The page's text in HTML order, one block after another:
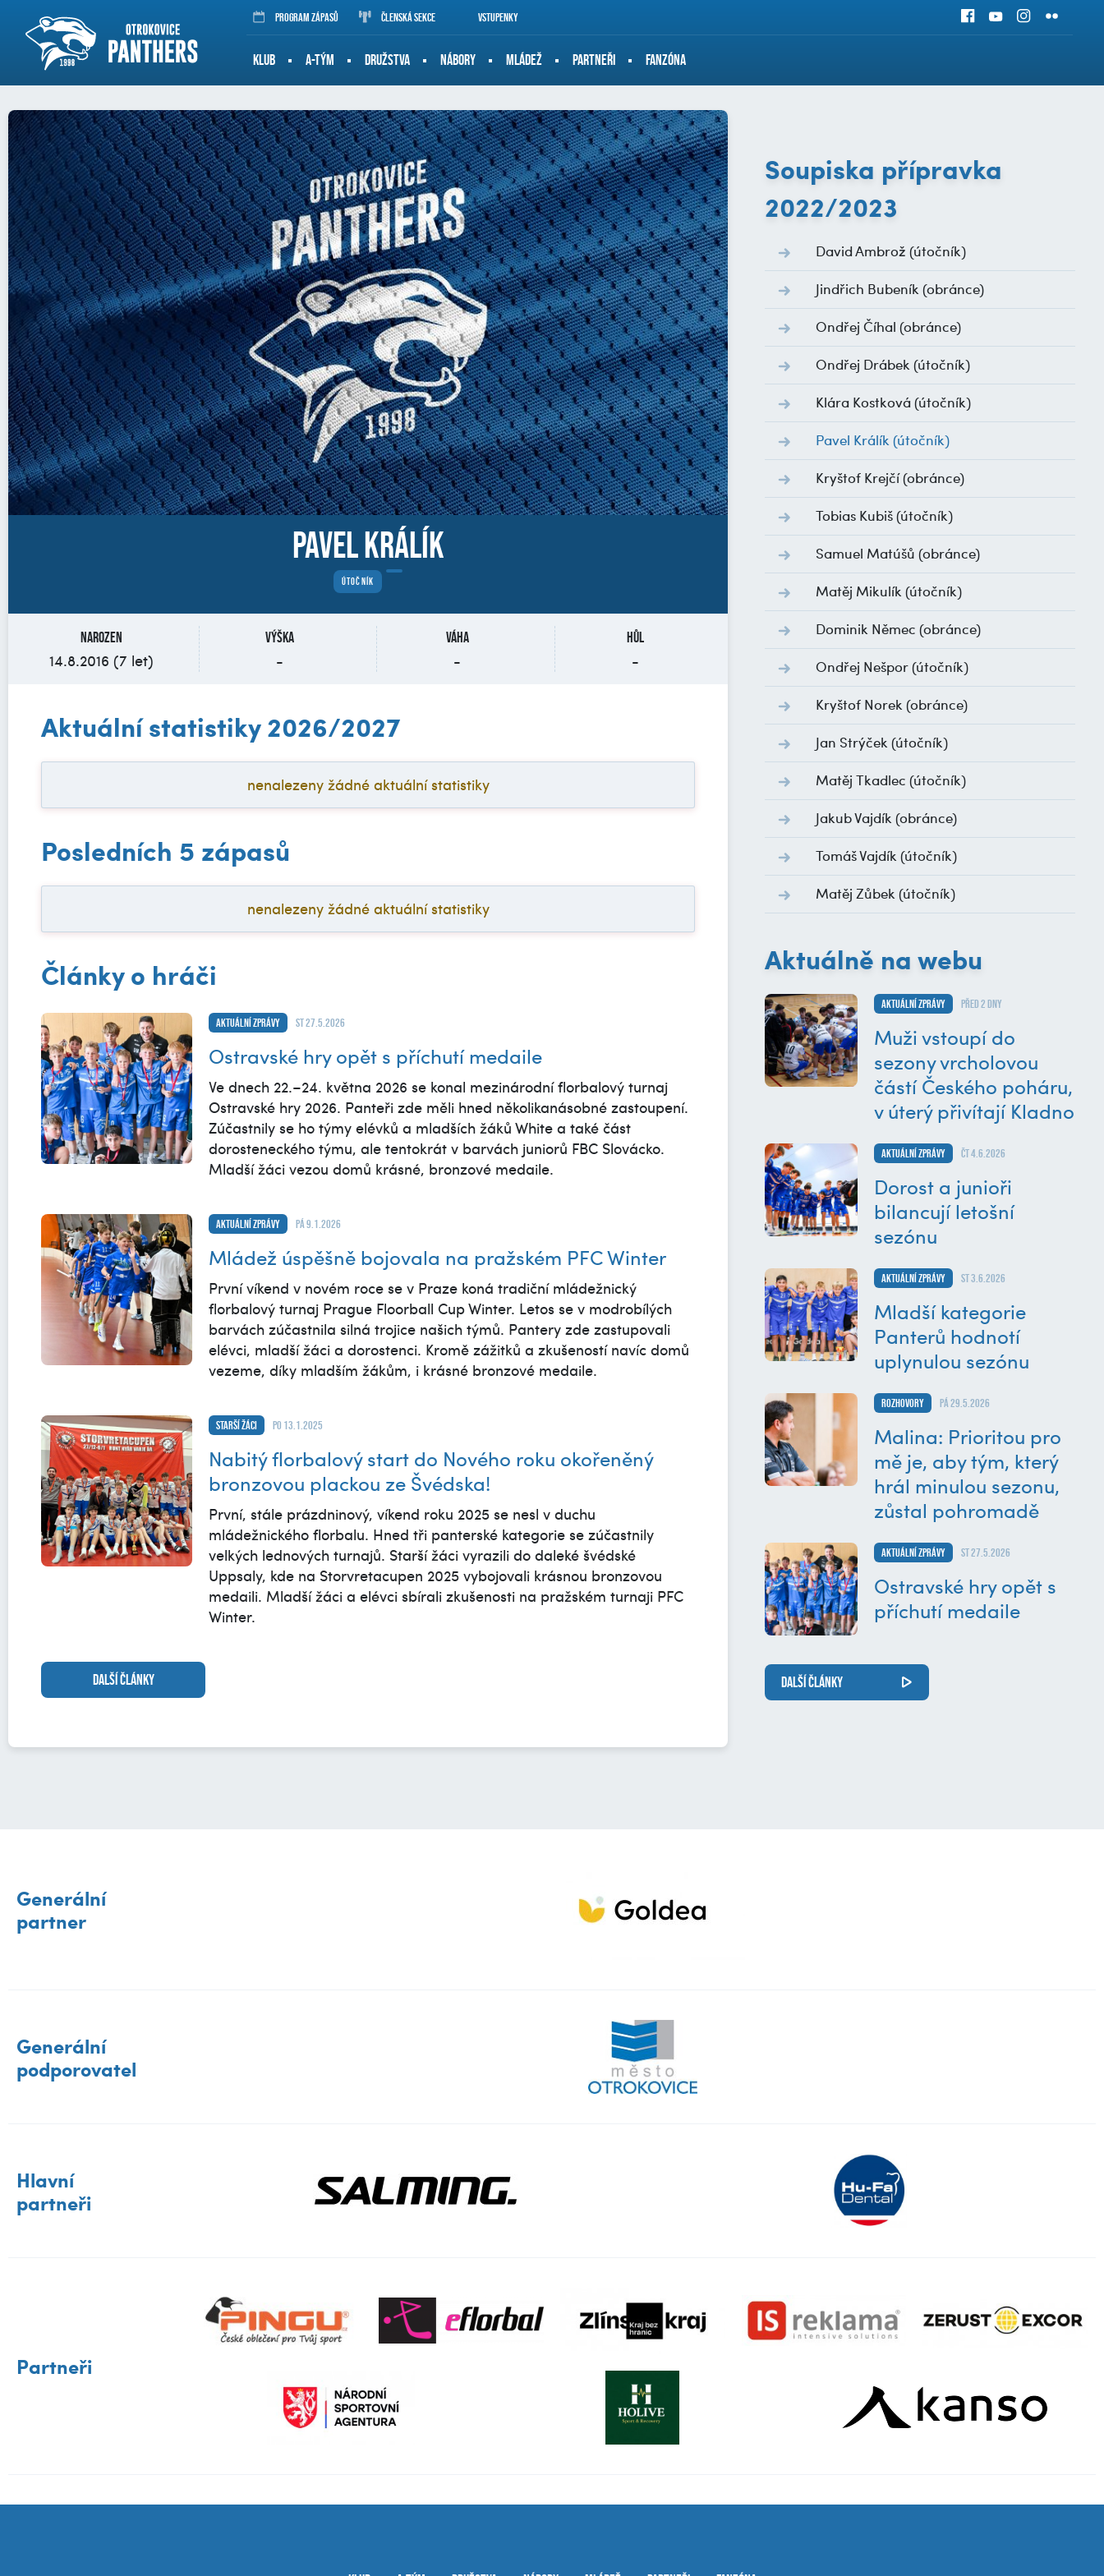
Program zápasů Členská sekce Vstupenky
KLUB A-TÝM DRUŽSTVA NÁBORY MLÁDEŽ PARTNEŘI FANZÓNA
Pavel Králík
ÚTOČNÍK
Narozen
14.8.2016 (7 let)
Výška
-
Váha
-
Hůl
-
Aktuální statistiky 2026/2027
nenalezeny žádné aktuální statistiky
Posledních 5 zápasů
nenalezeny žádné aktuální statistiky
Články o hráči
Aktuální zprávy st 27.5.2026
Ostravské hry opět s příchutí medaile
Ve dnech 22.–24. května 2026 se konal mezinárodní florbalový turnaj
Ostravské hry 2026. Panteři zde měli hned několikanásobné zastoupení.
Zúčastnily se ho týmy elévků a mladších žáků White a také část
dorosteneckého týmu, ale tentokrát v barvách juniorů FBC Slovácko.
Mladší žáci vezou domů krásné, bronzové medaile.
Aktuální zprávy pá 9.1.2026
Mládež úspěšně bojovala na pražském PFC Winter
První víkend v novém roce se v Praze koná tradiční mládežnický
florbalový turnaj Prague Floorball Cup Winter. Letos se v modrobílých
barvách zúčastnila silná trojice našich týmů. Pantery zde zastupovali
elévci, mladší žáci a dorostenci. Kromě zážitků a zkušeností navíc domů
vezeme, díky mladším žákům, i krásné bronzové medaile.
Starší žáci po 13.1.2025
Nabitý florbalový start do Nového roku okořeněný
bronzovou plackou ze Švédska!
První, stále prázdninový, víkend roku 2025 se nesl v duchu
mládežnického florbalu. Hned tři panterské kategorie se zúčastnily
velkých lednových turnajů. Starší žáci vyrazili do daleké švédské
Uppsaly, kde na Storvretacupen 2025 vybojovali krásnou bronzovou
medaili. Mladší žáci a elévci sbírali zkušenosti na pražském turnaji PFC
Winter.
DALŠÍ ČLÁNKY
Soupiska přípravka
2022/2023
David Ambrož (útočník)
Jindřich Bubeník(obránce)
Ondřej Číhal (obránce)
Ondřej Drábek(útočník)
Klára Kostková (útočník)
Pavel Králík(útočník)
Kryštof Krejčí(obránce)
Tobias Kubiš(útočník)
Samuel Matúšů (obránce)
Matěj Mikulík(útočník)
Dominik Němec (obránce)
Ondřej Nešpor(útočník)
Kryštof Norek(obránce)
Jan Strýček(útočník)
Matěj Tkadlec (útočník)
Jakub Vajdík(obránce)
Tomáš Vajdík(útočník)
Matěj Zůbek(útočník)
Aktuálně na webu
Aktuální zprávy před 2 dny
Muži vstoupí do
sezony vrcholovou
částí Českého poháru,
v úterý přivítají Kladno
Aktuální zprávy čt 4.6.2026
Dorost a junioři
bilancují letošní
sezónu
Aktuální zprávy st 3.6.2026
Mladší kategorie
Panterů hodnotí
uplynulou sezónu
Rozhovory pá 29.5.2026
Malina: Prioritou pro
mě je, aby tým, který
hrál minulou sezonu,
zůstal pohromadě
Aktuální zprávy st 27.5.2026
Ostravské hry opět s
příchutí medaile
DALŠÍ ČLÁNKY
Generální
partner
Generální
podporovatel
Hlavní
partneři
Partneři